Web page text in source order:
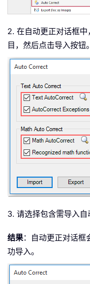
2. 在自动更正对话框
目，然后点击导入按钮。
3. 请选择包含需导入自
结果：自动更正对话框
功导入。